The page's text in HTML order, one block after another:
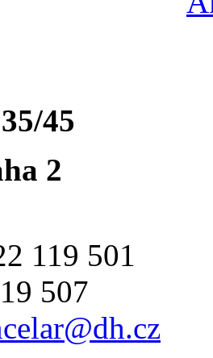
45
2
119 501
507